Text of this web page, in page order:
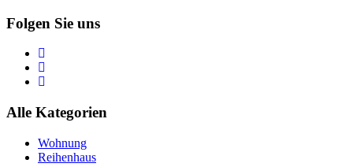
Folgen Sie uns
Alle Kategorien
Wohnung
Reihenhaus